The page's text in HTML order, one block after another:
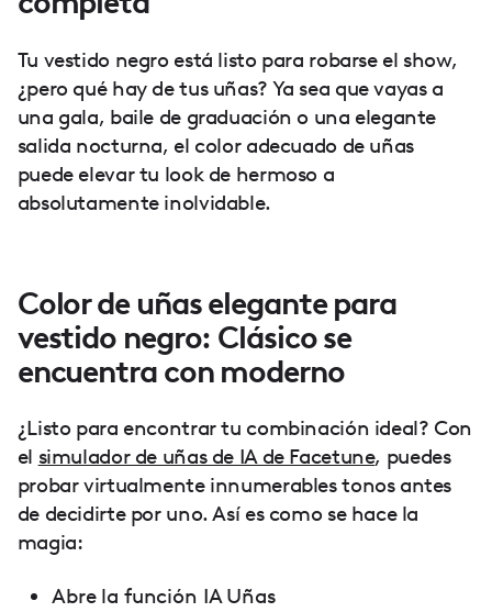
Tu vestido negro está listo para robarse el show,
¿pero qué hay de tus uñas? Ya sea que vayas a
una gala, baile de graduación o una elegante
salida nocturna, el color adecuado de uñas
puede elevar tu look de hermoso a
absolutamente inolvidable.
Color de uñas elegante para
vestido negro: Clásico se
encuentra con moderno
¿Listo para encontrar tu combinación ideal? Con
el simulador de uñas de IA de Facetune, puedes
probar virtualmente innumerables tonos antes
de decidirte por uno. Así es como se hace la
magia:
Abre la función IA Uñas